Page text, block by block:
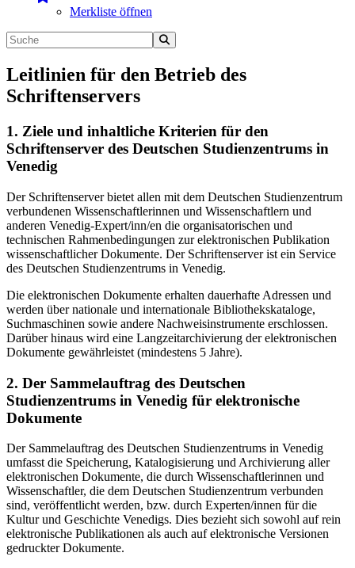
Merkliste öffnen
Leitlinien für den Betrieb des
Schriftenservers
1. Ziele und inhaltliche Kriterien für den
Schriftenserver des Deutschen Studienzentrums in
Venedig
Der Schriftenserver bietet allen mit dem Deutschen Studienzentrum
verbundenen Wissenschaftlerinnen und Wissenschaftlern und
anderen Venedig-Expert/inn/en die organisatorischen und
technischen Rahmenbedingungen zur elektronischen Publikation
wissenschaftlicher Dokumente. Der Schriftenserver ist ein Service
des Deutschen Studienzentrums in Venedig.
Die elektronischen Dokumente erhalten dauerhafte Adressen und
werden über nationale und internationale Bibliothekskataloge,
Suchmaschinen sowie andere Nachweisinstrumente erschlossen.
Darüber hinaus wird eine Langzeitarchivierung der elektronischen
Dokumente gewährleistet (mindestens 5 Jahre).
2. Der Sammelauftrag des Deutschen
Studienzentrums in Venedig für elektronische
Dokumente
Der Sammelauftrag des Deutschen Studienzentrums in Venedig
umfasst die Speicherung, Katalogisierung und Archivierung aller
elektronischen Dokumente, die durch Wissenschaftlerinnen und
Wissenschaftler, die dem Deutschen Studienzentrum verbunden
sind, veröffentlicht werden, bzw. durch Experten/innen für die
Kultur und Geschichte Venedigs. Dies bezieht sich sowohl auf rein
elektronische Publikationen als auch auf elektronische Versionen
gedruckter Dokumente.